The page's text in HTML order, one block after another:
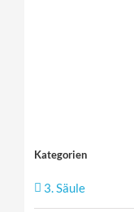
Kategorien
3. Säule